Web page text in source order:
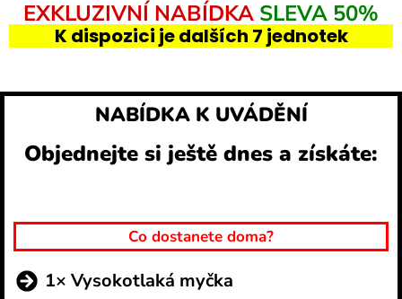
EXKLUZIVNÍ NABÍDKA SLEVA 50%
K dispozici je dalších 7 jednotek
NABÍDKA K UVÁDĚNÍ
Objednejte si ještě dnes a získáte:
Co dostanete doma?
1× Vysokotlaká myčka